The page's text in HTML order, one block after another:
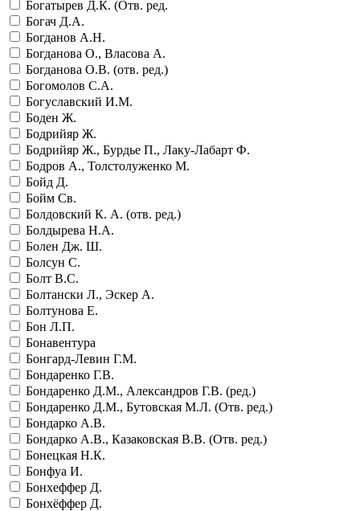
Богатырев Д.К. (Отв. ред.
Богач Д.А.
Богданов А.Н.
Богданова О., Власова А.
Богданова О.В. (отв. ред.)
Богомолов С.А.
Богуславский И.М.
Боден Ж.
Бодрийяр Ж.
Бодрийяр Ж., Бурдье П., Лаку-Лабарт Ф.
Бодров А., Толстолуженко М.
Бойд Д.
Бойм Св.
Болдовский К. А. (отв. ред.)
Болдырева Н.А.
Болен Дж. Ш.
Болсун С.
Болт В.С.
Болтански Л., Эскер А.
Болтунова Е.
Бон Л.П.
Бонавентура
Бонгард-Левин Г.М.
Бондаренко Г.В.
Бондаренко Д.М., Александров Г.В. (ред.)
Бондаренко Д.М., Бутовская М.Л. (Отв. ред.)
Бондарко А.В.
Бондарко А.В., Казаковская В.В. (Отв. ред.)
Бонецкая Н.К.
Бонфуа И.
Бонхеффер Д.
Бонхёффер Д.